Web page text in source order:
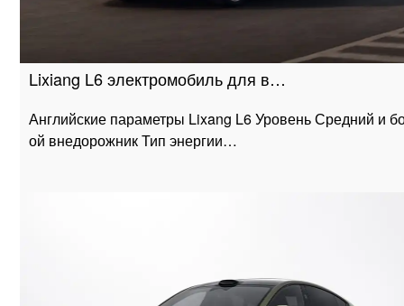
Lixiang L6 электромобиль для в…
Английские параметры Lixang L6 Уровень Средний и
ой внедорожник Тип энергии…